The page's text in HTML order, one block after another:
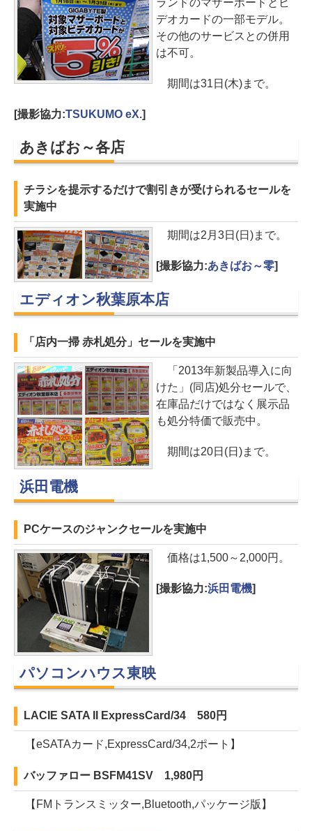
ランドのマザーボードとビ
デオカードの一部モデル。
その他のサービスとの併用
は不可。
期間は31日(木)まで。
[撮影協力:TSUKUMO eX.]
あきばお～各店
チラシを提示するだけで割引きが受けられるセールを
実施中
期間は2月3日(日)まで。
[撮影協力:あきばお～零]
エディオン秋葉原本店
「店内一掃 赤札処分」セールを実施中
「2013年新製品導入に向
けた」(同店)処分セールで、
在庫品だけではなく展示品
も処分特価で販売中。
期間は20日(日)まで。
浜田電機
PCケースのジャンクセールを実施中
価格は1,500～2,000円。
[撮影協力:浜田電機]
パソコンハウス東映
LACIE SATA II ExpressCard/34 580円
【eSATAカード,ExpressCard/34,2ポート】
バッファロー BSFM41SV 1,980円
【FMトランスミッター,Bluetooth,パッケージ版】